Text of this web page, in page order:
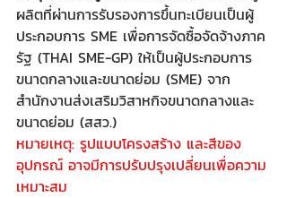
ผลิตที่ผ่านการรับรองการขึ้นทะเบียนเป็นผู้
ประกอบการ SME เพื่อการจัดซื้อจัดจ้างภาค
รัฐ (THAI SME-GP) ให้เป็นผู้ประกอบการ
ขนาดกลางและขนาดย่อม (SME) จาก
สำนักงานส่งเสริมวิสาหกิจขนาดกลางและ
ขนาดย่อม (สสว.)
หมายเหตุ: รูปแบบโครงสร้าง และสีของ
อุปกรณ์ อาจมีการปรับปรุงเปลี่ยนเพื่อความ
เหมาะสม